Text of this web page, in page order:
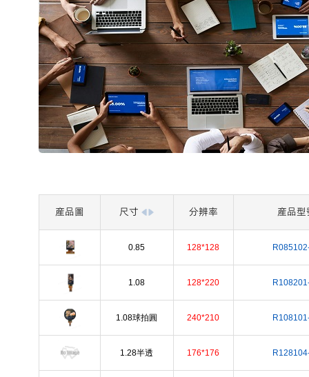
産品圖 尺寸 分辨率 産品型
0.85 128*128
1.08 128*220
1.08球拍圓 240*210
1.28半透 176*176